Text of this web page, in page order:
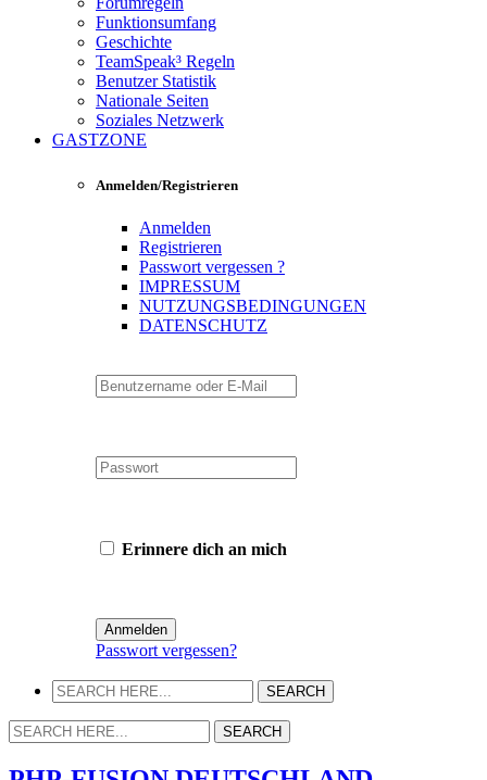
Funktionsumfang
Geschichte
TeamSpeak³ Regeln
Benutzer Statistik
Nationale Seiten
Soziales Netzwerk
GASTZONE
Anmelden/Registrieren
Anmelden
Registrieren
Passwort vergessen ?
IMPRESSUM
NUTZUNGSBEDINGUNGEN
DATENSCHUTZ
Erinnere dich an mich
Passwort vergessen?